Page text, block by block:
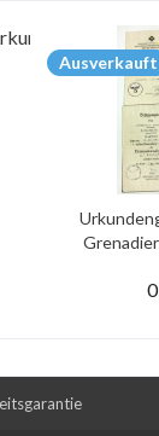
Ausverkauft